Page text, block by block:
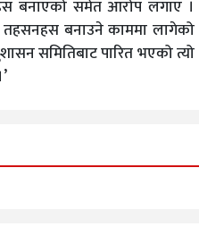
बनाएको समेत आरोप लगाए ।
तहसनहस बनाउने काममा लागेको
समितिबाट पारित भएको त्यो